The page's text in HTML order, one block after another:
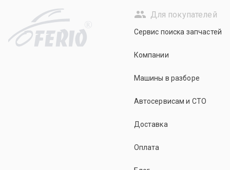
R
Для покупателей
Сервис поиска запчастей
Компании
Машины в разборе
Автосервисам и СТО
Доставка
Оплата